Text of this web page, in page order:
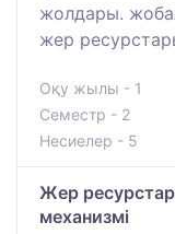
жолдары.
жер
Оқу жылы - 1
Семестр - 2
Несиелер - 5
Жер
механизмі